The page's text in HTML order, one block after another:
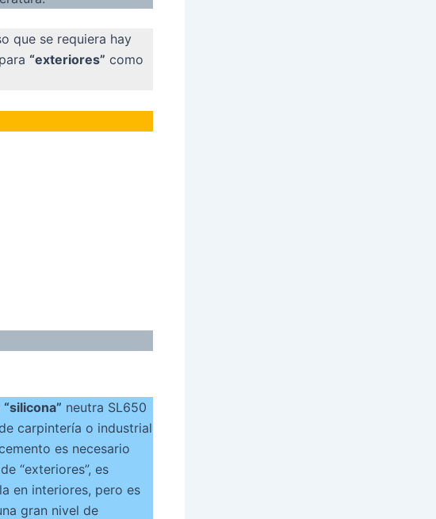
que se requiera hay
“exteriores” como
“silicona” neutra SL650
carpintería o industrial
es necesario
“exteriores”, es
en interiores, pero es
gran nivel de